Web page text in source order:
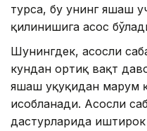
турса, бу унинг яшаш
қилинишига асос
Шунингдек, асосли
кундан ортиқ вақт
яшаш ҳуқуқидан маҳрум
ҳисобланади. Асосли
дастурларида